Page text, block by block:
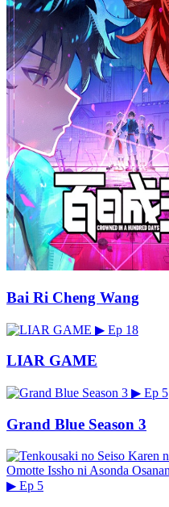
Bai Ri Cheng Wang
▶ Ep 18
LIAR GAME
▶ Ep 5
Grand Blue Season 3
▶ Ep 5